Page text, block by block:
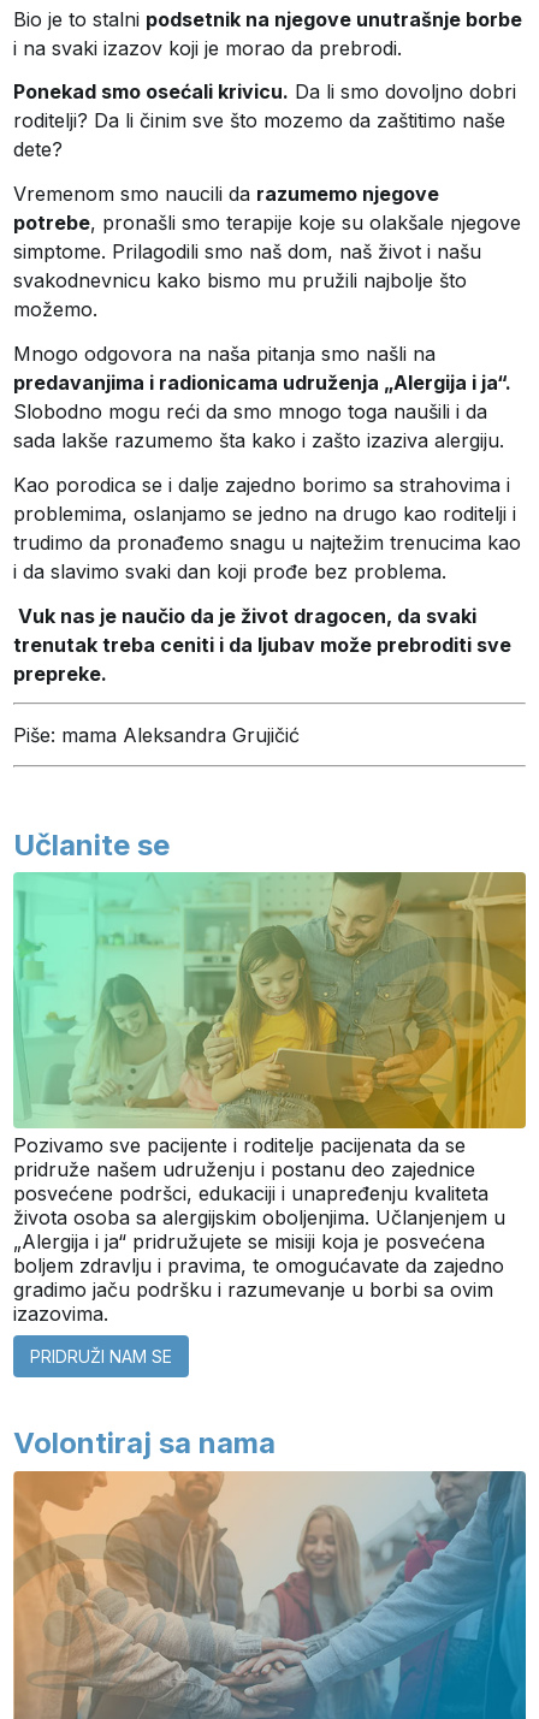
Bio je to stalni podsetnik na njegove unutrašnje borbe
i na svaki izazov koji je morao da prebrodi.
Ponekad smo osećali krivicu. Da li smo dovoljno dobri
roditelji? Da li činim sve što mozemo da zaštitimo naše
dete?
Vremenom smo naucili da razumemo njegove
potrebe, pronašli smo terapije koje su olakšale njegove
simptome. Prilagodili smo naš dom, naš život i našu
svakodnevnicu kako bismo mu pružili najbolje što
možemo.
Mnogo odgovora na naša pitanja smo našli na
predavanjima i radionicama udruženja „Alergija i ja“.
Slobodno mogu reći da smo mnogo toga naušili i da
sada lakše razumemo šta kako i zašto izaziva alergiju.
Kao porodica se i dalje zajedno borimo sa strahovima i
problemima, oslanjamo se jedno na drugo kao roditelji i
trudimo da pronađemo snagu u najtežim trenucima kao
i da slavimo svaki dan koji prođe bez problema.
Vuk nas je naučio da je život dragocen, da svaki
trenutak treba ceniti i da ljubav može prebroditi sve
prepreke.
Piše: mama Aleksandra Grujičić
Učlanite se
Pozivamo sve pacijente i roditelje pacijenata da se
pridruže našem udruženju i postanu deo zajednice
posvećene podršci, edukaciji i unapređenju kvaliteta
života osoba sa alergijskim oboljenjima. Učlanjenjem u
„Alergija i ja“ pridružujete se misiji koja je posvećena
boljem zdravlju i pravima, te omogućavate da zajedno
gradimo jaču podršku i razumevanje u borbi sa ovim
izazovima.
PRIDRUŽI NAM SE
Volontiraj sa nama